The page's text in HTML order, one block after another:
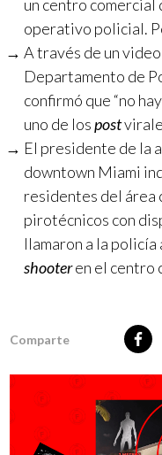
un centro comercial
operativo policial.
A través de un
Departamento de
confirmó que “no
uno de lospost
El presidente de la
downtown Miami
residentes del área
pirotécnicos con
llamaron a la
shooteren el centro
Comparte